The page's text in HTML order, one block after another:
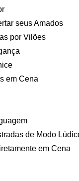
seus Amados
por Vilões
em Cena
de Modo
em Cena